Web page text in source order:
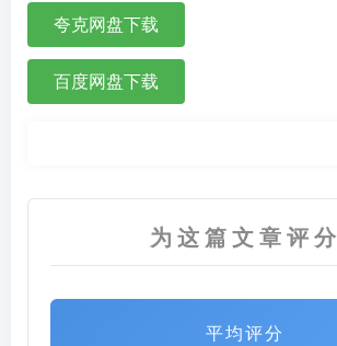
夸克网盘下载
百度网盘下载
为这篇文章评分
平均评分